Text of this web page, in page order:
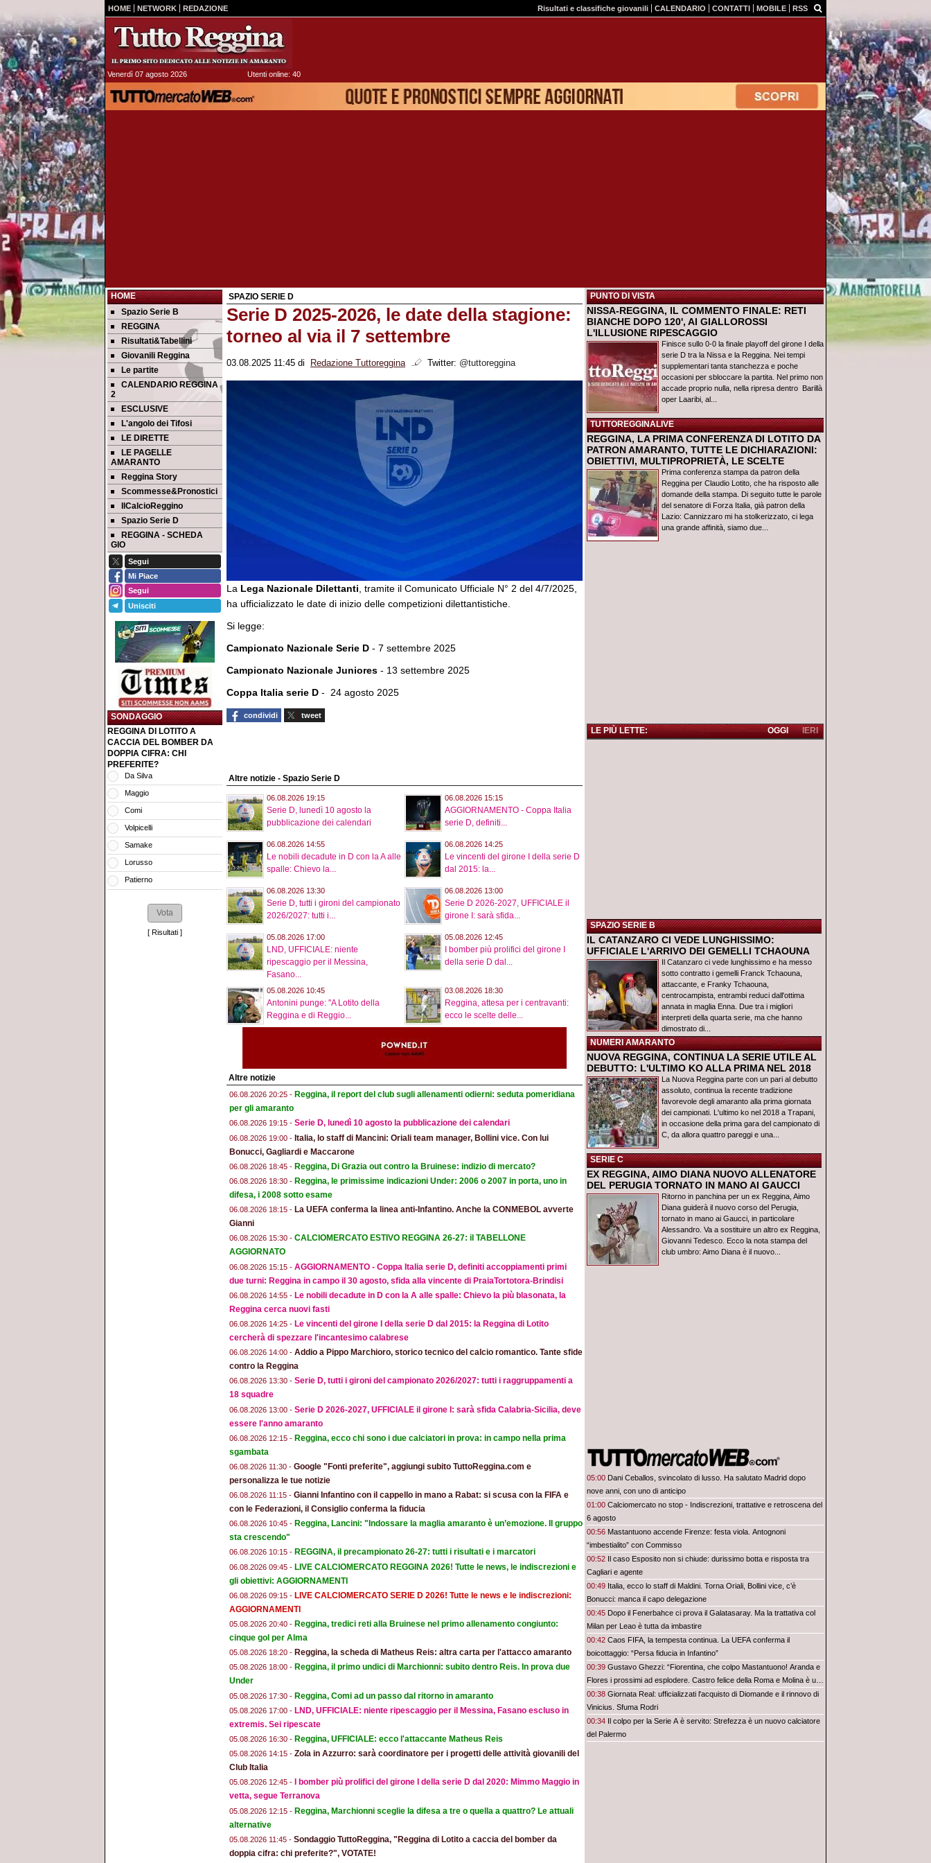
HOME NETWORK REDAZIONE Risultati e classifiche giovanili CALENDARIO CONTATTI MOBILE RSS
Venerdì 07 agosto 2026 Utenti online: 40
HOME
Spazio Serie B
REGGINA
Risultati&Tabellini
Giovanili Reggina
Le partite
CALENDARIO REGGINA
2
ESCLUSIVE
L'angolo dei Tifosi
LE DIRETTE
LE PAGELLE
AMARANTO
Reggina Story
Scommesse&Pronostici
IlCalcioReggino
Spazio Serie D
REGGINA - SCHEDA
GIO
Segui
Mi Piace
Segui
Unisciti
SONDAGGIO
REGGINA DI LOTITO A
CACCIA DEL BOMBER DA
DOPPIA CIFRA: CHI
PREFERITE?
Da Silva
Maggio
Comi
Volpicelli
Samake
Lorusso
Patierno
[ Risultati ]
SPAZIO SERIE D
Serie D 2025-2026, le date della stagione:
torneo al via il 7 settembre
03.08.2025 11:45 di Redazione Tuttoreggina Twitter: @tuttoreggina
La Lega Nazionale Dilettanti , tramite il Comunicato Ufficiale N° 2 del 4/7/2025,
ha ufficializzato le date di inizio delle competizioni dilettantistiche.
Si legge:
Campionato Nazionale Serie D - 7 settembre 2025
Campionato Nazionale Juniores - 13 settembre 2025
Coppa Italia serie D - 24 agosto 2025
condividi tweet
Altre notizie - Spazio Serie D
06.08.2026 19:15
Serie D, lunedì 10 agosto la
pubblicazione dei calendari
06.08.2026 15:15
AGGIORNAMENTO - Coppa Italia
serie D, definiti...
06.08.2026 14:55
Le nobili decadute in D con la A alle
spalle: Chievo la...
06.08.2026 14:25
Le vincenti del girone I della serie D
dal 2015: la...
06.08.2026 13:30
Serie D, tutti i gironi del campionato
2026/2027: tutti i...
06.08.2026 13:00
Serie D 2026-2027, UFFICIALE il
girone I: sarà sfida...
05.08.2026 17:00
LND, UFFICIALE: niente
ripescaggio per il Messina,
Fasano...
05.08.2026 12:45
I bomber più prolifici del girone I
della serie D dal...
05.08.2026 10:45
Antonini punge: "A Lotito della
Reggina e di Reggio...
03.08.2026 18:30
Reggina, attesa per i centravanti:
ecco le scelte delle...
Altre notizie
06.08.2026 20:25 - Reggina, il report del club sugli allenamenti odierni: seduta pomeridiana
per gli amaranto
06.08.2026 19:15 - Serie D, lunedì 10 agosto la pubblicazione dei calendari
06.08.2026 19:00 - Italia, lo staff di Mancini: Oriali team manager, Bollini vice. Con lui
Bonucci, Gagliardi e Maccarone
06.08.2026 18:45 - Reggina, Di Grazia out contro la Bruinese: indizio di mercato?
06.08.2026 18:30 - Reggina, le primissime indicazioni Under: 2006 o 2007 in porta, uno in
difesa, i 2008 sotto esame
06.08.2026 18:15 - La UEFA conferma la linea anti-Infantino. Anche la CONMEBOL avverte
Gianni
06.08.2026 15:30 - CALCIOMERCATO ESTIVO REGGINA 26-27: il TABELLONE
AGGIORNATO
06.08.2026 15:15 - AGGIORNAMENTO - Coppa Italia serie D, definiti accoppiamenti primi
due turni: Reggina in campo il 30 agosto, sfida alla vincente di PraiaTortotora-Brindisi
06.08.2026 14:55 - Le nobili decadute in D con la A alle spalle: Chievo la più blasonata, la
Reggina cerca nuovi fasti
06.08.2026 14:25 - Le vincenti del girone I della serie D dal 2015: la Reggina di Lotito
cercherà di spezzare l'incantesimo calabrese
06.08.2026 14:00 - Addio a Pippo Marchioro, storico tecnico del calcio romantico. Tante sfide
contro la Reggina
06.08.2026 13:30 - Serie D, tutti i gironi del campionato 2026/2027: tutti i raggruppamenti a
18 squadre
06.08.2026 13:00 - Serie D 2026-2027, UFFICIALE il girone I: sarà sfida Calabria-Sicilia, deve
essere l'anno amaranto
06.08.2026 12:15 - Reggina, ecco chi sono i due calciatori in prova: in campo nella prima
sgambata
06.08.2026 11:30 - Google "Fonti preferite", aggiungi subito TuttoReggina.com e
personalizza le tue notizie
06.08.2026 11:15 - Gianni Infantino con il cappello in mano a Rabat: si scusa con la FIFA e
con le Federazioni, il Consiglio conferma la fiducia
06.08.2026 10:45 - Reggina, Lancini: "Indossare la maglia amaranto è un’emozione. Il gruppo
sta crescendo"
06.08.2026 10:15 - REGGINA, il precampionato 26-27: tutti i risultati e i marcatori
06.08.2026 09:45 - LIVE CALCIOMERCATO REGGINA 2026! Tutte le news, le indiscrezioni e
gli obiettivi: AGGIORNAMENTI
06.08.2026 09:15 - LIVE CALCIOMERCATO SERIE D 2026! Tutte le news e le indiscrezioni:
AGGIORNAMENTI
05.08.2026 20:40 - Reggina, tredici reti alla Bruinese nel primo allenamento congiunto:
cinque gol per Alma
05.08.2026 18:20 - Reggina, la scheda di Matheus Reis: altra carta per l'attacco amaranto
05.08.2026 18:00 - Reggina, il primo undici di Marchionni: subito dentro Reis. In prova due
Under
05.08.2026 17:30 - Reggina, Comi ad un passo dal ritorno in amaranto
05.08.2026 17:00 - LND, UFFICIALE: niente ripescaggio per il Messina, Fasano escluso in
extremis. Sei ripescate
05.08.2026 16:30 - Reggina, UFFICIALE: ecco l'attaccante Matheus Reis
05.08.2026 14:15 - Zola in Azzurro: sarà coordinatore per i progetti delle attività giovanili del
Club Italia
05.08.2026 12:45 -
I bomber più prolifici del girone I della serie D dal 2020: Mimmo Maggio in
vetta, segue Terranova
05.08.2026 12:15 - Reggina, Marchionni sceglie la difesa a tre o quella a quattro? Le attuali
alternative
05.08.2026 11:45 - Sondaggio TuttoReggina, "Reggina di Lotito a caccia del bomber da
doppia cifra: chi preferite?", VOTATE!
PUNTO DI VISTA
NISSA-REGGINA, IL COMMENTO FINALE: RETI
BIANCHE DOPO 120', AI GIALLOROSSI
L'ILLUSIONE RIPESCAGGIO
Finisce sullo 0-0 la finale playoff del girone I della
serie D tra la Nissa e la Reggina. Nei tempi
supplementari tanta stanchezza e poche
occasioni per sbloccare la partita. Nel primo non
accade proprio nulla, nella ripresa dentro Barillà
oper Laaribi, al...
TUTTOREGGINALIVE
REGGINA, LA PRIMA CONFERENZA DI LOTITO DA
PATRON AMARANTO, TUTTE LE DICHIARAZIONI:
OBIETTIVI, MULTIPROPRIETÀ, LE SCELTE
Prima conferenza stampa da patron della
Reggina per Claudio Lotito, che ha risposto alle
domande della stampa. Di seguito tutte le parole
del senatore di Forza Italia, già patron della
Lazio: Cannizzaro mi ha stolkerizzato, ci lega
una grande affinità, siamo due...
LE PIÙ LETTE: IERI
OGGI
SPAZIO SERIE B
IL CATANZARO CI VEDE LUNGHISSIMO:
UFFICIALE L'ARRIVO DEI GEMELLI TCHAOUNA
Il Catanzaro ci vede lunghissimo e ha messo
sotto contratto i gemelli Franck Tchaouna,
attaccante, e Franky Tchaouna,
centrocampista, entrambi reduci dall'ottima
annata in maglia Enna. Due tra i migliori
interpreti della quarta serie, ma che hanno
dimostrato di...
NUMERI AMARANTO
NUOVA REGGINA, CONTINUA LA SERIE UTILE AL
DEBUTTO: L'ULTIMO KO ALLA PRIMA NEL 2018
La Nuova Reggina parte con un pari al debutto
assoluto, continua la recente tradizione
favorevole degli amaranto alla prima giornata
dei campionati. L'ultimo ko nel 2018 a Trapani,
in occasione della prima gara del campionato di
C, da allora quattro pareggi e una...
SERIE C
EX REGGINA, AIMO DIANA NUOVO ALLENATORE
DEL PERUGIA TORNATO IN MANO AI GAUCCI
Ritorno in panchina per un ex Reggina, Aimo
Diana guiderà il nuovo corso del Perugia,
tornato in mano ai Gaucci, in particolare
Alessandro. Va a sostituire un altro ex Reggina,
Giovanni Tedesco. Ecco la nota stampa del
club umbro: Aimo Diana è il nuovo...
05:00 Dani Ceballos, svincolato di lusso. Ha salutato Madrid dopo
nove anni, con uno di anticipo
01:00 Calciomercato no stop - Indiscrezioni, trattative e retroscena del
6 agosto
00:56 Mastantuono accende Firenze: festa viola. Antognoni
“imbestialito” con Commisso
00:52 Il caso Esposito non si chiude: durissimo botta e risposta tra
Cagliari e agente
00:49 Italia, ecco lo staff di Maldini. Torna Oriali, Bollini vice, c’è
Bonucci: manca il capo delegazione
00:45 Dopo il Fenerbahce ci prova il Galatasaray. Ma la trattativa col
Milan per Leao è tutta da imbastire
00:42 Caos FIFA, la tempesta continua. La UEFA conferma il
boicottaggio: “Persa fiducia in Infantino”
00:39 Gustavo Ghezzi: “Fiorentina, che colpo Mastantuono! Aranda e
Flores i prossimi ad esplodere. Castro felice della Roma e Molina è un
bel colpo”
00:38 Giornata Real: ufficializzati l'acquisto di Diomande e il rinnovo di
Vinicius. Sfuma Rodri
00:34 Il colpo per la Serie A è servito: Strefezza è un nuovo calciatore
del Palermo